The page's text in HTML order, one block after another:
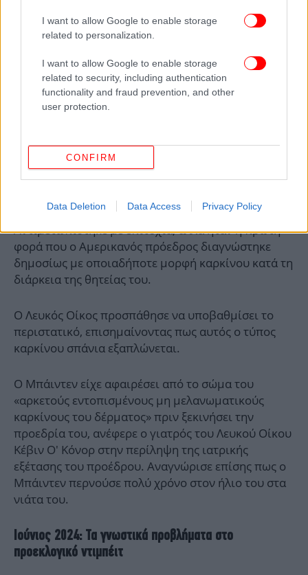
I want to allow Google to enable storage
related to personalization.
I want to allow Google to enable storage
related to security, including authentication
functionality and fraud prevention, and other
user protection.
CONFIRM
Data Deletion Data Access Privacy Policy
Αντιμετωπίστηκε με επιτυχία, αλλά ήταν η πρώτη
φορά που ο Αμερικανός πρόεδρος διαγνώστηκε
δημοσίως με οποιαδήποτε μορφή καρκίνου κατά τη
διάρκεια της θητείας του.
Ο Λευκός Οίκος προσπάθησε να υποβαθμίσει το
περιστατικό, επισημαίνοντας πως αυτός ο τύπος
καρκίνου σπάνια εξαπλώνεται.
Ο Μπάιντεν είχε αφαιρέσει από το σώμα του
«αρκετούς εντοπισμένους μη μελανωματικούς
καρκίνους του δέρματος» πριν ξεκινήσει την
προεδρία του, ανέφερε ο γιατρός του Λευκού Οίκου
Κέβιν Ο' Κόνορ στην περίληψη της ιατρικής
εξέτασης του προέδρου. Αναγνώρισε επίσης πως ο
Μπάιντεν περνούσε πολύ χρόνο στον ήλιο του στα
νιάτα του.
Ιούνιος 2024: Τα γνωστικά προβλήματα στο
προεκλογικό ντιμπέιτ